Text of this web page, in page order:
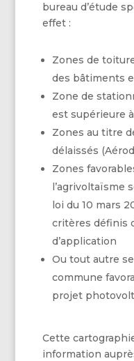
bureau d’étude
effet :
Zones de
des bâtiments
Zone de
est supérieure
Zones au titre
délaissés
Zones
l’agrivoltaïsme
loi du 10 mars
critères définis
d’application
Ou tout autre
commune
projet
Cette
information